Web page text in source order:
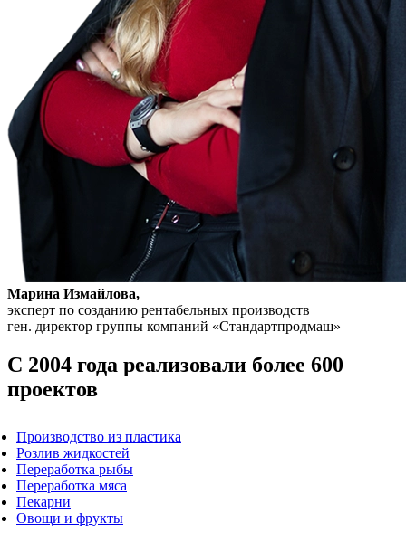
Марина Измайлова,
эксперт по созданию рентабельных производств
ген. директор группы компаний «Стандартпродмаш»
С 2004 года реализовали более 600
проектов
Производство из пластика
Розлив жидкостей
Переработка рыбы
Переработка мяса
Пекарни
Овощи и фрукты